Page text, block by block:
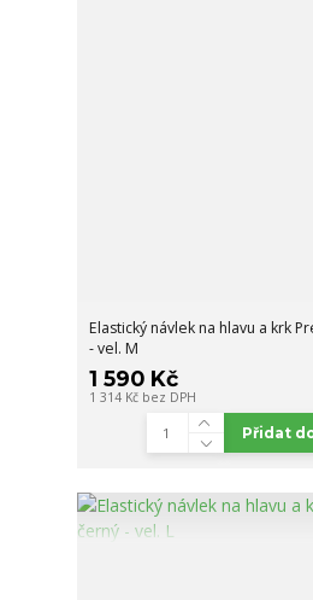
Elastický návlek na hlavu a krk
- vel. M
1 590 Kč
1 314 Kč bez DPH
Přidat